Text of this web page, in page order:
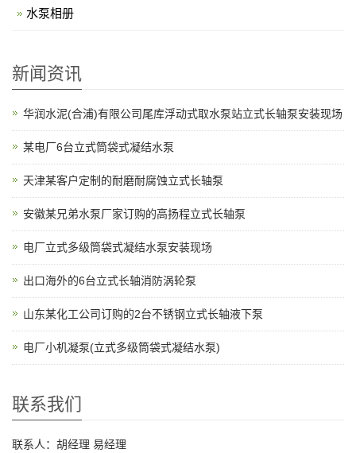
水泵相册
新闻资讯
华润水泥(合浦)有限公司尾库浮动式取水泵站立式长轴泵安装现场
某电厂6台立式筒袋式凝结水泵
天津某客户定制的耐磨耐腐蚀立式长轴泵
安徽某兄弟水泵厂家订购的高扬程立式长轴泵
电厂立式多级筒袋式凝结水泵安装现场
出口海外的6台立式长轴消防涡轮泵
山东某化工公司订购的2台不锈钢立式长轴液下泵
电厂小机凝泵(立式多级筒袋式凝结水泵)
联系我们
联系人：胡经理 易经理